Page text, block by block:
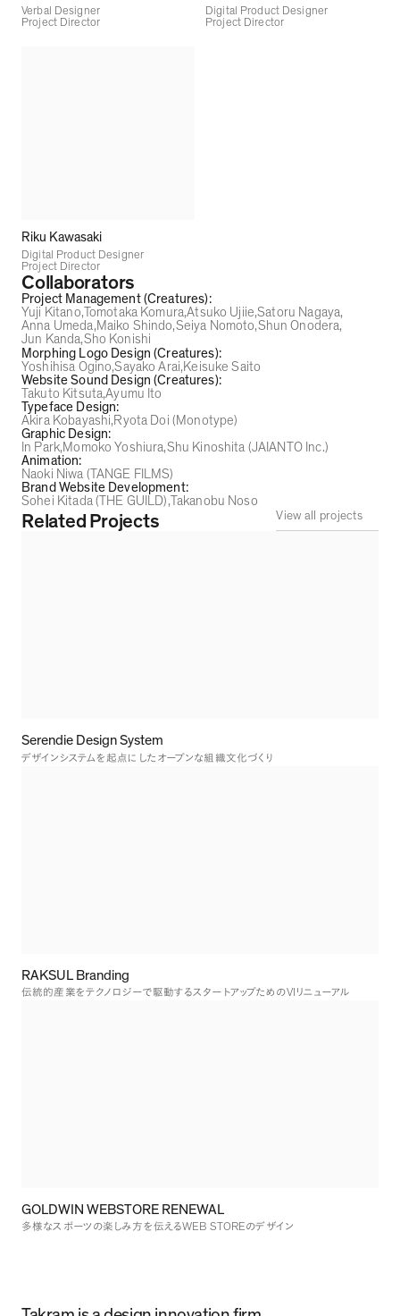
Verbal Designer
Project Director
Digital Product Designer
Project Director
Riku Kawasaki
Digital Product Designer
Project Director
Collaborators
Project Management (Creatures):
Yuji Kitano
Tomotaka Komura Atsuko Ujiie Satoru Nagaya
Anna Umeda Maiko Shindo Seiya Nomoto Shun Onodera
Jun Kanda Sho Konishi
Morphing Logo Design (Creatures):
Yoshihisa Ogino Sayako Arai Keisuke Saito
Website Sound Design (Creatures):
Takuto Kitsuta Ayumu Ito
Typeface Design:
Akira Kobayashi Ryota Doi (Monotype)
Graphic Design:
In Park Momoko Yoshiura Shu Kinoshita (JAIANTO Inc.)
Animation:
Naoki Niwa (TANGE FILMS)
Brand Website Development:
Sohei Kitada (THE GUILD)
Takanobu Noso
Related Projects View all projects
Serendie Design System
デザインシステムを起点にしたオープンな組織文化づくり
RAKSUL Branding
伝統的産業をテクノロジーで駆動するスタートアップためのVI リニューアル
GOLDWIN WEBSTORE RENEWAL
多様なスポーツの楽しみ方を伝えるWEB STOREのデザイン